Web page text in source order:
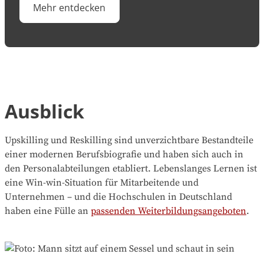
Mehr entdecken
Ausblick
Upskilling und Reskilling sind unverzichtbare Bestandteile
einer modernen Berufsbiografie und haben sich auch in
den Personalabteilungen etabliert. Lebenslanges Lernen ist
eine Win-win-Situation für Mitarbeitende und
Unternehmen – und die Hochschulen in Deutschland
haben eine Fülle an passenden Weiterbildungsangeboten.